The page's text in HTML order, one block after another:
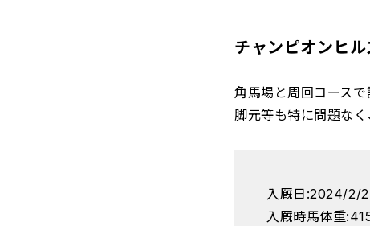
チャンピオンヒ
角馬場と周回コース
脚元等も特に問題な
入厩日:2024/2/
入厩時馬体重